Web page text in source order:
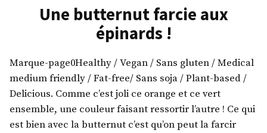
terre
aux
Une butternut farcie aux
épinards !
Marque-page0Healthy / Vegan / Sans gluten / Medical
medium friendly / Fat-free/ Sans soja / Plant-based /
Delicious. Comme c’est joli ce orange et ce vert
ensemble, une couleur faisant ressortir l’autre ! Ce qui
est bien avec la butternut c’est qu’on peut la farcir